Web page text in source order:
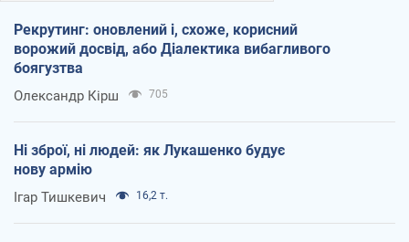
Рекрутинг: оновлений і, схоже, корисний
ворожий досвід, або Діалектика вибагливого
боягузтва
Олександр Кірш 705
Ні зброї, ні людей: як Лукашенко будує
нову армію
Ігар Тишкевич 16,2 т.